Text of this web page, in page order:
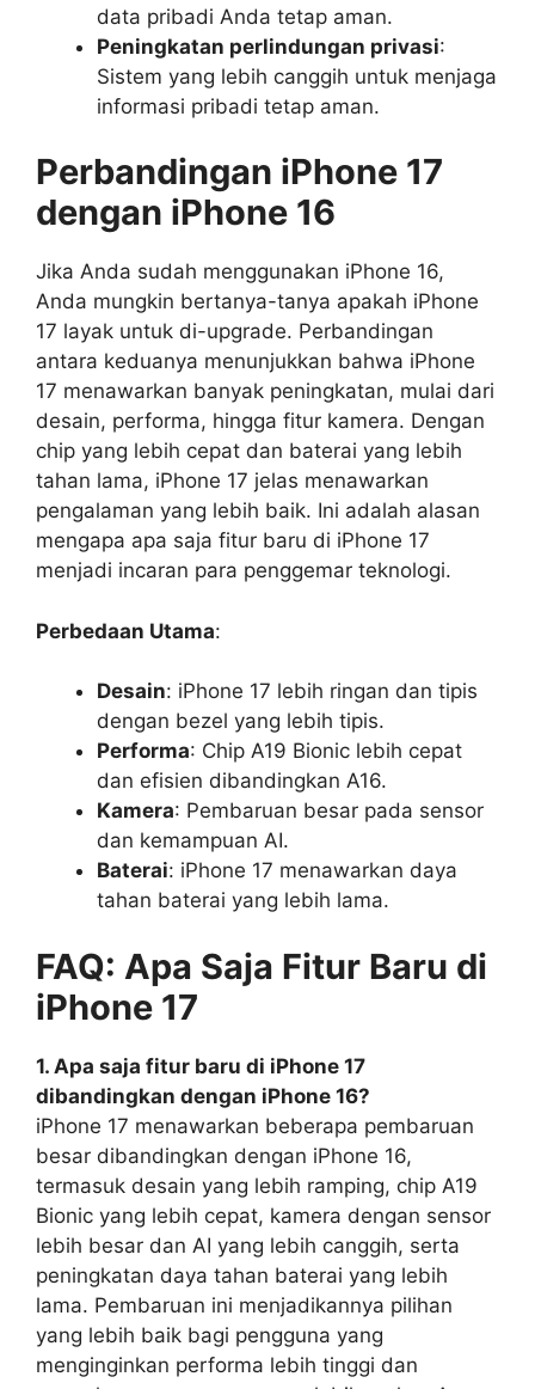
data pribadi Anda tetap aman.
Peningkatan perlindungan privasi:
Sistem yang lebih canggih untuk menjaga
informasi pribadi tetap aman.
Perbandingan iPhone 17
dengan iPhone 16
Jika Anda sudah menggunakan iPhone 16,
Anda mungkin bertanya-tanya apakah iPhone
17 layak untuk di-upgrade. Perbandingan
antara keduanya menunjukkan bahwa iPhone
17 menawarkan banyak peningkatan, mulai dari
desain, performa, hingga fitur kamera. Dengan
chip yang lebih cepat dan baterai yang lebih
tahan lama, iPhone 17 jelas menawarkan
pengalaman yang lebih baik. Ini adalah alasan
mengapa apa saja fitur baru di iPhone 17
menjadi incaran para penggemar teknologi.
Perbedaan Utama:
Desain: iPhone 17 lebih ringan dan tipis
dengan bezel yang lebih tipis.
Performa: Chip A19 Bionic lebih cepat
dan efisien dibandingkan A16.
Kamera: Pembaruan besar pada sensor
dan kemampuan AI.
Baterai: iPhone 17 menawarkan daya
tahan baterai yang lebih lama.
FAQ: Apa Saja Fitur Baru di
iPhone 17
1. Apa saja fitur baru di iPhone 17
dibandingkan dengan iPhone 16?
iPhone 17 menawarkan beberapa pembaruan
besar dibandingkan dengan iPhone 16,
termasuk desain yang lebih ramping, chip A19
Bionic yang lebih cepat, kamera dengan sensor
lebih besar dan AI yang lebih canggih, serta
peningkatan daya tahan baterai yang lebih
lama. Pembaruan ini menjadikannya pilihan
yang lebih baik bagi pengguna yang
menginginkan performa lebih tinggi dan